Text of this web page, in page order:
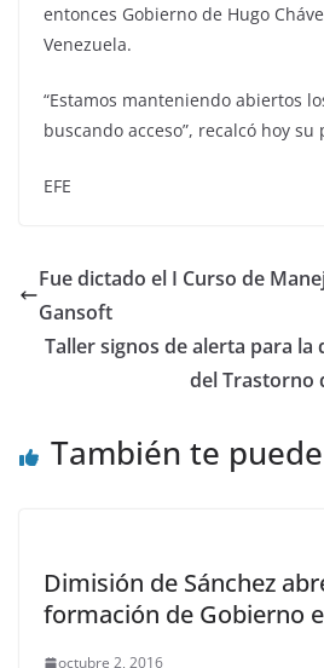
entonces Gobierno de Hugo
Venezuela.
“Estamos manteniendo abiertos
buscando acceso”, recalcó hoy su
EFE
Fue dictado el I Curso de
Gansoft
Taller signos de alerta para
del Trastorno
También te
Dimisión de Sánchez
formación de Gobierno
octubre 2, 2016